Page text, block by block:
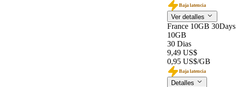
Baja latencia
Ver detalles
France 10GB 30Days
10GB
30 Dias
9,49 US$
0,95 US$/GB
Baja latencia
Detalles